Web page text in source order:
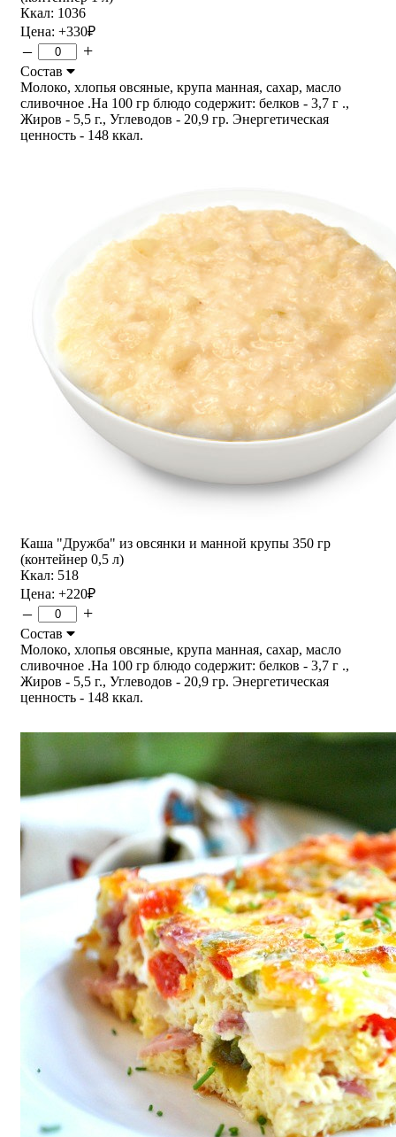
Ккал: 1036
Цена: +330₽
– +
Состав
Молоко, хлопья овсяные, крупа манная, сахар, масло
сливочное .На 100 гр блюдо содержит: белков - 3,7 г .,
Жиров - 5,5 г., Углеводов - 20,9 гр. Энергетическая
ценность - 148 ккал.
Каша "Дружба" из овсянки и манной крупы 350 гр
(контейнер 0,5 л)
Ккал: 518
Цена: +220₽
– +
Состав
Молоко, хлопья овсяные, крупа манная, сахар, масло
сливочное .На 100 гр блюдо содержит: белков - 3,7 г .,
Жиров - 5,5 г., Углеводов - 20,9 гр. Энергетическая
ценность - 148 ккал.